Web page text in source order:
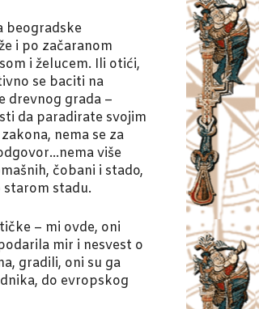
beogradske
i po začaranom
i želucem. Ili otići,
se baciti na
drevnog grada –
da paradirate svojim
nema se za
više
čobani i stado,
starom stadu.
– mi ovde, oni
mir i nesvest o
gradili, oni su ga
do evropskog